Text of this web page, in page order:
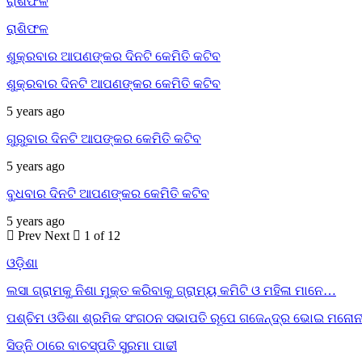
ରାଶିଫଳ
ଶୁକ୍ରବାର ଆପଣଙ୍କର ଦିନଟି କେମିତି କଟିବ
ଶୁକ୍ରବାର ଦିନଟି ଆପଣଙ୍କର କେମିତି କଟିବ
5 years ago
ଗୁରୁବାର ଦିନଟି ଆପଙ୍କର କେମିତି କଟିବ
5 years ago
ବୁଧବାର ଦିନଟି ଆପଣଙ୍କର କେମିତି କଟିବ
5 years ago
Prev Next
1 of 12
ଓଡ଼ିଶା
ଲସା ଗ୍ରାମକୁ ନିଶା ମୁକ୍ତ କରିବାକୁ ଗ୍ରାମ୍ୟ କମିଟି ଓ ମହିଳା ମାନେ…
ପଶ୍ଚିମ ଓଡିଶା ଶ୍ରମିକ ସଂଗଠନ ସଭାପତି ରୂପେ ଗଜେନ୍ଦ୍ର ଭୋଇ
ସିଡ୍‌ନି ଠାରେ ବାଚସ୍ପତି ସୁରମା ପାଢୀ